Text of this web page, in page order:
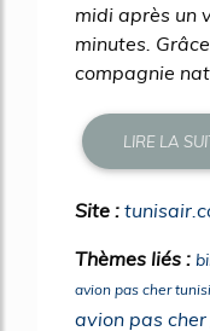
midi après un
minutes.
compagnie
LIRE LA
Site :
Thèmes liés :
avion pas cher
avion pas cher